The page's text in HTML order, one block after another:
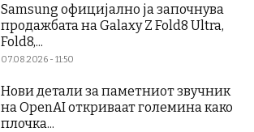
Samsung официјално ја започнува
продажбата на Galaxy Z Fold8 Ultra,
Fold8,...
07.08.2026 - 11:50
Нови детали за паметниот звучник
на OpenAI откриваат големина како
плочка...